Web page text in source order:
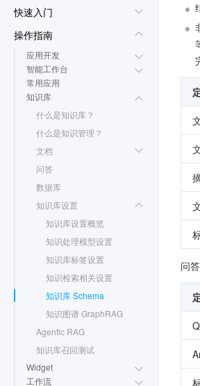
快速入门
操作指南
应用开发
智能工作台
常用应用
知识库
什么是知识库？
什么是知识管理？
文档
问答
数据库
知识库设置
知识库设置概览
知识处理模型设置
知识库标签设置
知识检索相关设置
知识库 Schema
知识图谱 GraphRAG
Agentic RAG
知识库召回测试
Widget
工作流
问